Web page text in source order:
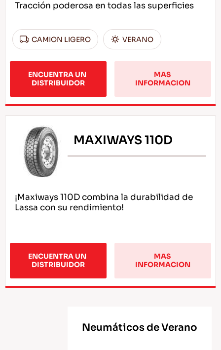
Tracción poderosa en todas las superficies
CAMION LIGERO VERANO
ENCUENTRA UN
DISTRIBUIDOR
MAS
INFORMACION
MAXIWAYS 110D
¡Maxiways 110D combina la durabilidad de
Lassa con su rendimiento!
ENCUENTRA UN
DISTRIBUIDOR
MAS
INFORMACION
Neumáticos de Verano